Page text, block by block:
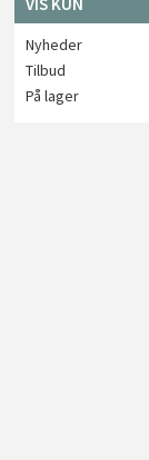
Nyheder
Tilbud
På lager